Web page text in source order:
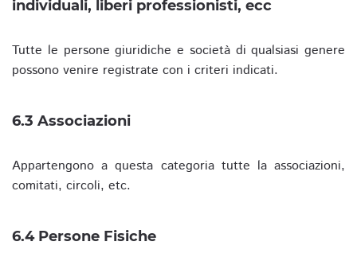
individuali, liberi professionisti, ecc
Tutte le persone giuridiche e società di qualsiasi genere
possono venire registrate con i criteri indicati.
6.3 Associazioni
Appartengono a questa categoria tutte la associazioni,
comitati, circoli, etc.
6.4 Persone Fisiche